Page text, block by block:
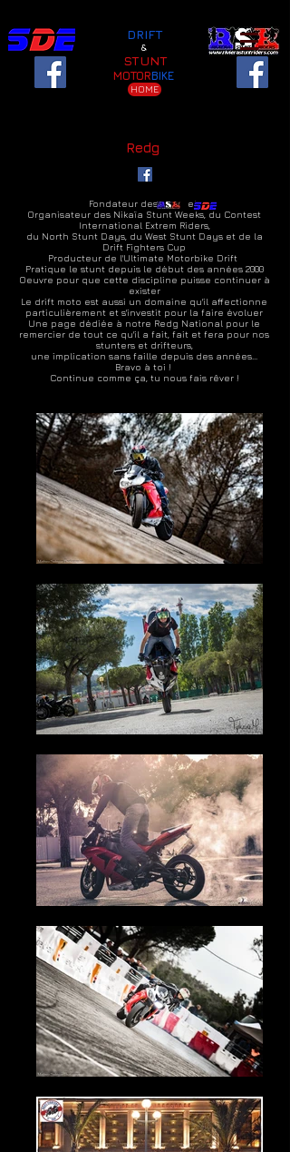
DRIFT
&
STUNT
MOTORBIKE
HOME
Redg
Fondateur des et
Organisateur des Nikaïa Stunt Weeks, du Contest
International Extrem Riders,
du North Stunt Days, du West Stunt Days et de la
Drift Fighters Cup
Producteur de l'Ultimate Motorbike Drift
Pratique le stunt depuis le début des années 2000
Oeuvre pour que cette discipline puisse continuer à
exister
Le drift moto est aussi un domaine qu'il affectionne
particulièrement et s'investit pour la faire évoluer
Une page dédiée à notre Redg National pour le
remercier de tout ce qu'il a fait, fait et fera pour nos
stunters et drifteurs,
une implication sans faille depuis des années...
Bravo à toi !
Continue comme ça, tu nous fais rêver !